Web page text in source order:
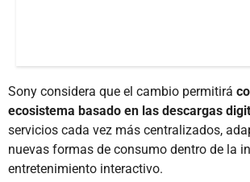
Sony considera que el cambio permitirá
ecosistema basado en las descargas
servicios cada vez más centralizados,
nuevas formas de consumo dentro de la
entretenimiento interactivo.